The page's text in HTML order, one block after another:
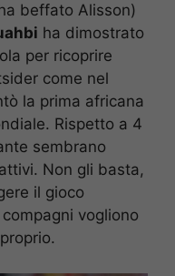
beffato Alisson)
ha dimostrato
per ricoprire
come nel
la prima africana
Rispetto a 4
sembrano
Non gli basta,
il gioco
compagni vogliono